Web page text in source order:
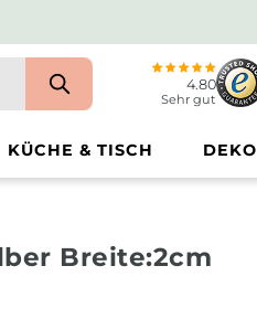
4.80
Sehr gut
KÜCHE & TISCH DEKO
Breite:2cm